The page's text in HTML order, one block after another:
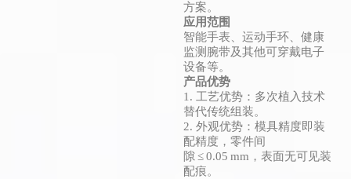
方案。
应用范围
智能手表、运动手环、健康
监测腕带及其他可穿戴电子
设备等。
产品优势
1. 工艺优势：多次植入技术
替代传统组装。
2. 外观优势：模具精度即装
配精度，零件间
隙 ≤ 0.05 mm，表面无可见装
配痕。